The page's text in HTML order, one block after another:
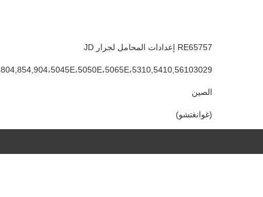
RE65757 إعدادات المحامل لجرار JD
804,854,904،5045E،5050E،5065E،5310,5410,56103029 المحرك
الصين
(غوانغتشو)